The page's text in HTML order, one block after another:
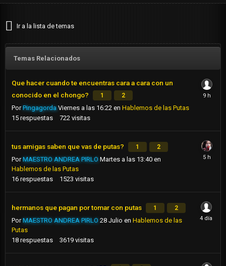
Ir a la lista de temas
Temas Relacionados
Que hacer cuando te encuentras cara a cara con un
conocido en el chongo?
1 2
PorPingagorda Viernes a las 16:22 en Hablemos de las Putas
15 respuestas 722 visitas
tus amigas saben que vas de putas? 1 2
PorMAESTRO ANDREA PIRLO Martes a las 13:40 en
Hablemos de las Putas
16 respuestas 1523 visitas
hermanos que pagan por tomar con putas 1 2
PorMAESTRO ANDREA PIRLO 28 Julio en Hablemos de las
Putas
18 respuestas 3619 visitas